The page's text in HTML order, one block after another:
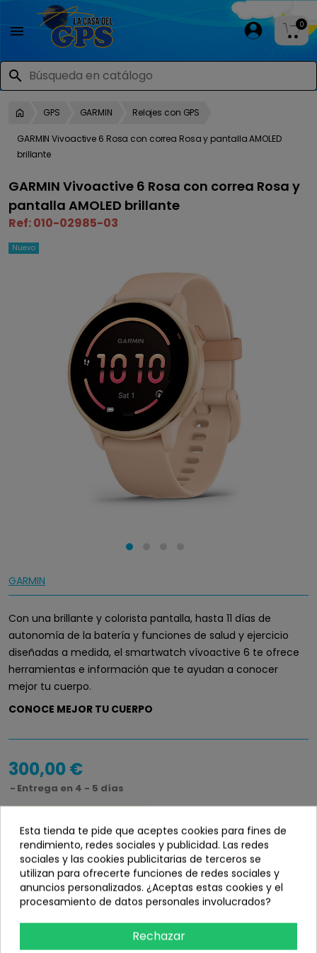

search
0
GPS GARMIN Relojes con GPS
GARMIN Vivoactive 6 Rosa con correa Rosa y pantalla AMOLED
brillante
GARMIN Vivoactive 6 Rosa con correa Rosa y
pantalla AMOLED brillante
Ref:010-02985-03
Nuevo
GARMIN
Con una brillante y colorista pantalla, hasta 11 días de
autonomía de la batería y funciones de salud y ejercicio
diseñadas a medida, el smartwatch vívoactive 6 te ofrece
herramientas e información que te ayudan a conocer
mejor tu cuerpo.
CONOCE MEJOR TU CUERPO
300,00 €
Entrega en 4 - 5 días
info_outlineDisponibilidad
Bajo demanda
Añadir
Esta tienda te pide que aceptes cookies para fines de
rendimiento, redes sociales y publicidad. Las redes
sociales y las cookies publicitarias de terceros se
utilizan para ofrecerte funciones de redes sociales y
anuncios personalizados. ¿Aceptas estas cookies y el
procesamiento de datos personales involucrados?
Rechazar